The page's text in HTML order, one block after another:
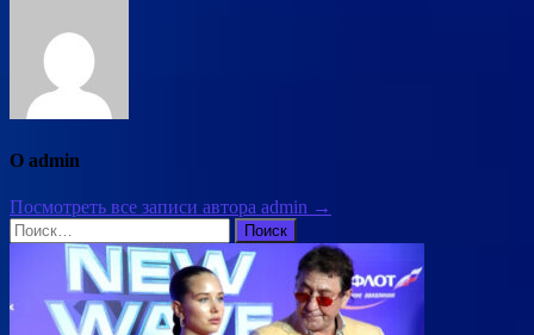
О admin
Посмотреть все записи автора admin →
Найти: